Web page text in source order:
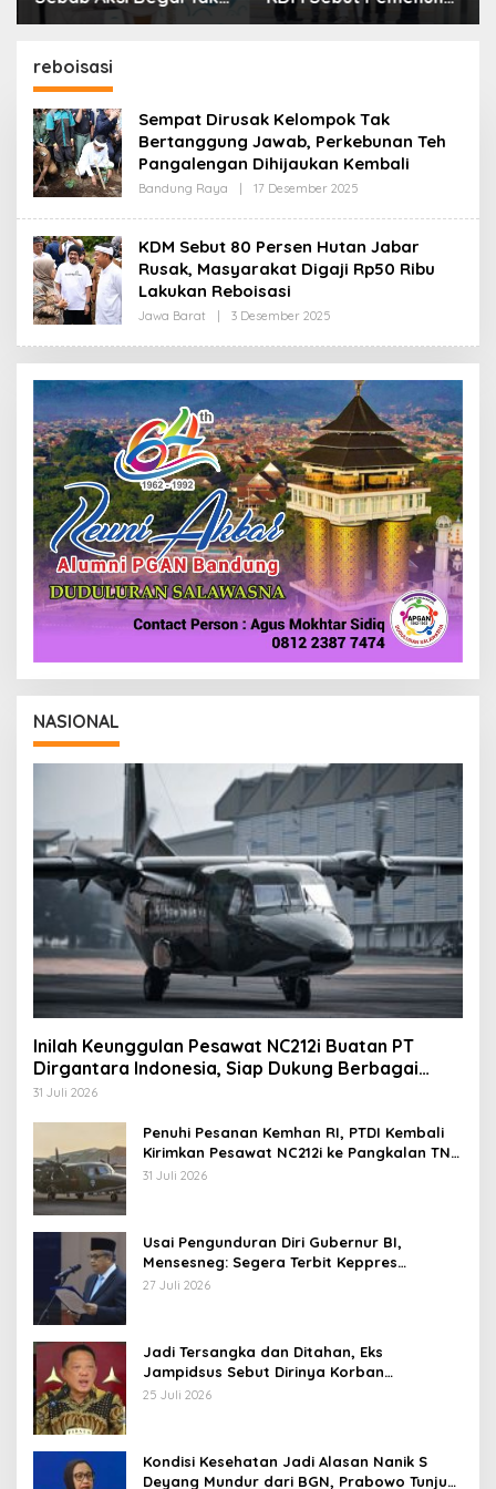
Boleh Hanya Dikaitkan
Kebutuhan Dasar
reboisasi
Sempat Dirusak Kelompok Tak
Bertanggung Jawab, Perkebunan Teh
Pangalengan Dihijaukan Kembali
Bandung Raya 17 Desember 2025
E
R
E
D
I
KDM Sebut 80 Persen Hutan Jabar
Rusak, Masyarakat Digaji Rp50 Ribu
Lakukan Reboisasi
Jawa Barat 3 Desember 2025
E
H
R
D
A
I
NASIONAL
Inilah Keunggulan Pesawat NC212i Buatan PT
Dirgantara Indonesia, Siap Dukung Berbagai
Operasi TNI
31 Juli 2026
Penuhi Pesanan Kemhan RI, PTDI Kembali
Kirimkan Pesawat NC212i ke Pangkalan TNI
AU
31 Juli 2026
Usai Pengunduran Diri Gubernur BI,
Mensesneg: Segera Terbit Keppres
Pemberhentian dengan Hormat
27 Juli 2026
Jadi Tersangka dan Ditahan, Eks
Jampidsus Sebut Dirinya Korban
Kriminalisasi
25 Juli 2026
Kondisi Kesehatan Jadi Alasan Nanik S
Deyang Mundur dari BGN, Prabowo Tunjuk